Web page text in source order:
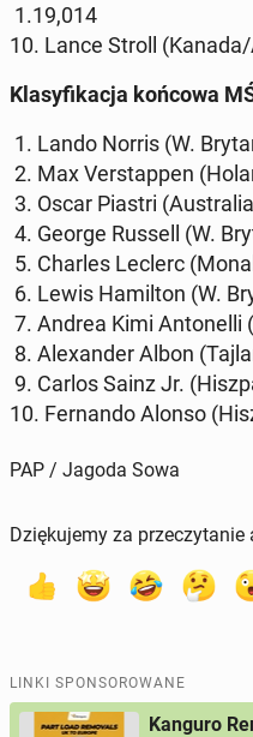
1.19,014
10. Lance Stroll
Kla­sy­fi­ka­cja końcowa
1. Lando Norris (W.
2. Max Ver­stap­pen
3. Oscar Piastri
4. George Russell (W.
5. Charles Leclerc
6. Lewis Ha­mil­ton (W.
7. Andrea Kimi
8. Ale­xan­der Albon
9. Carlos Sainz Jr.
10. Fer­nan­do Alonso
PAP / Jagoda Sowa
Dziękujemy za przeczytanie
LINKI SPONSOROWANE
Kanguro